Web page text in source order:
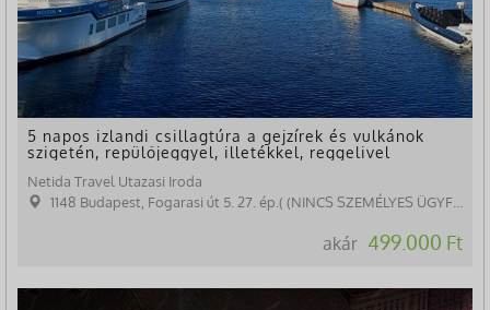
5 napos izlandi csillagtúra a gejzírek és vulkánok
szigetén, repülőjeggyel, illetékkel, reggelivel
Netida Travel Utazasi Iroda
1148 Budapest, Fogarasi út 5. 27. ép.( (NINCS SZEMÉLYES ÜGYFÉLFOGADÁS)
akár 499.000 Ft